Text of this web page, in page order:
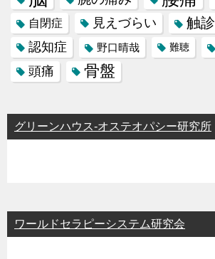
自閉症 見えづらい 触診
認知症 野口晴哉 難聴
頭痛 骨盤
グリーンハウス-オステオパシー研究所
ワールドセラピーシステム研究会